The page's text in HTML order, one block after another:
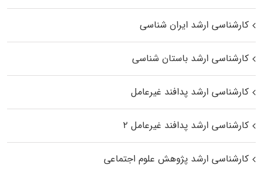
کارشناسی ارشد ایران شناسی
کارشناسی ارشد باستان شناسی
کارشناسی ارشد پدافند غیرعامل
کارشناسی ارشد پدافند غیرعامل ۲
کارشناسی ارشد پژوهش علوم اجتماعی